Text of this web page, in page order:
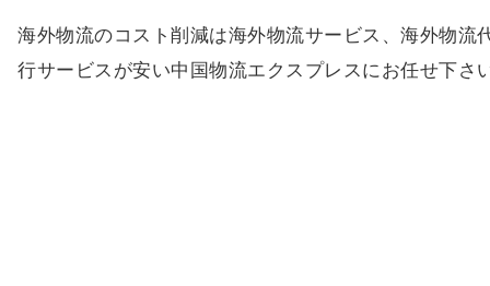
海外物流のコスト削減は海外物流サービス、海外物流
行サービスが安い中国物流エクスプレスにお任せ下さ